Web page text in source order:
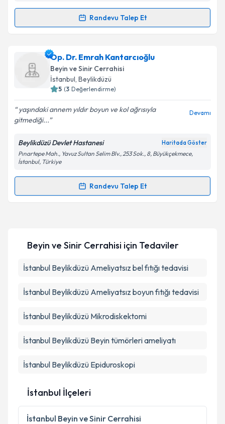
kapsamda işlenmesini kabul ediyorum.
Randevu Talep Et
Randevu Takvimi Talebi
Op. Dr. Hacı Mehmet Saygıiçin randevu takvimi
talebi oluşturun. Size bu uzmandan randevu almanız
için bir takvim hazırlandığında e-posta ile
bilgilendireceğiz.
E-posta Adresiniz
Kişisel verilerimin işlenmesine ilişkinAydınlatma
Metni
kapsamda işlenmesini kabul ediyorum.
Op. Dr. Emrah Kantarcıoğlu
Beyin ve Sinir Cerrahisi
İstanbul, Beylikdüzü
5 (3 Değerlendirme)
yaşındaki annem yıldır boyun ve kol ağrısıyla
gitmediği...
Devamı
Beylikdüzü Devlet Hastanesi Haritada Göster
Pınartepe Mah., Yavuz Sultan Selim Blv., 253 Sok., 8, Büyükçekmece,
İstanbul, Türkiye
Randevu Talep Et
Randevu Takvimi Talebi
için bir takvim hazırlandığında e-posta ile
E-posta Adresiniz
kapsamda işlenmesini kabul ediyorum.
Beyin ve Sinir Cerrahisi için Tedaviler
İstanbul Beylikdüzü Ameliyatsız bel fıtığı tedavisi
İstanbul Beylikdüzü Ameliyatsız boyun fıtığı tedavisi
İstanbul Beylikdüzü Mikrodiskektomi
İstanbul Beylikdüzü Beyin tümörleri ameliyatı
İstanbul Beylikdüzü Epiduroskopi
İstanbul İlçeleri
İstanbul Beyin ve Sinir Cerrahisi